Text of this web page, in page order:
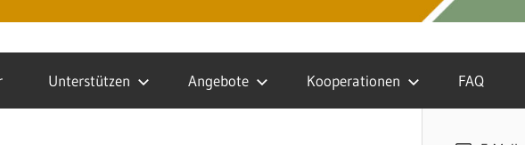
Unterstützen Angebote Kooperationen FAQ